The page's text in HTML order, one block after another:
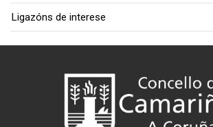
Ligazóns de interese